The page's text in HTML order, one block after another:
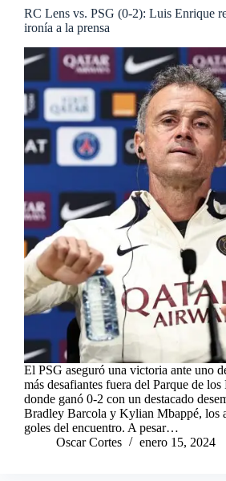
RC Lens vs. PSG (0-2): Luis Enrique
ironía a la prensa
El PSG aseguró una victoria ante uno
más desafiantes fuera del Parque de los
donde ganó 0-2 con un destacado
Bradley Barcola y Kylian Mbappé, los
goles del encuentro. A pesar…
Oscar Cortes
enero 15, 2024